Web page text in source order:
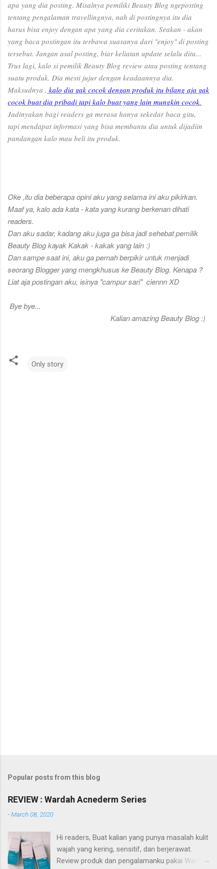
apa yang dia posting. Misalnya pemiliki Beauty Blog ngeposting
tentang pengalaman travellingnya, nah di postingnya itu dia
harus bisa enjoy dengan apa yang dia ceritakan. Seakan - akan
yang baca postingan itu terbawa suasanya dari "enjoy" di posting
tersebut. Jangan asal posting, biar keliatan update selalu ditu...
Trus lagi, kalo si pemilik Beauty Blog review atau posting tentang
suatu produk. Dia mesti jujur dengan keadaannya dia.
Maksudnya , kalo dia gak cocok dengan produk itu bilang aja gak
cocok buat dia pribadi tapi kalo buat yang lain mungkin cocok.
Jadinyakan bagi readers ga merasa hanya sekedar baca gitu,
tapi mendapat informasi yang bisa membantu dia untuk dijadiin
pandangan kalo mau beli itu produk.
Oke ,itu dia beberapa opini aku yang selama ini aku pikirkan.
Maaf ya, kalo ada kata - kata yang kurang berkenan dihati
readers.
Dan aku sadar, kadang aku juga ga bisa jadi sehebat pemilik
Beauty Blog kayak Kakak - kakak yang lain :)
Dan sampe saat ini, aku ga pernah berpikir untuk menjadi
seorang Blogger yang mengkhusus ke Beauty Blog. Kenapa ?
Liat aja postingan aku, isinya "campur sari" ciennn XD
Bye bye...
Kalian amazing Beauty Blog :)
Only story
Popular posts from this blog
REVIEW : Wardah Acnederm Series
-March 08, 2020
Hi readers, Buat kalian yang punya masalah kulit
wajah yang kering, sensitif, dan berjerawat.
Review produk dan pengalamanku pakai Wardah